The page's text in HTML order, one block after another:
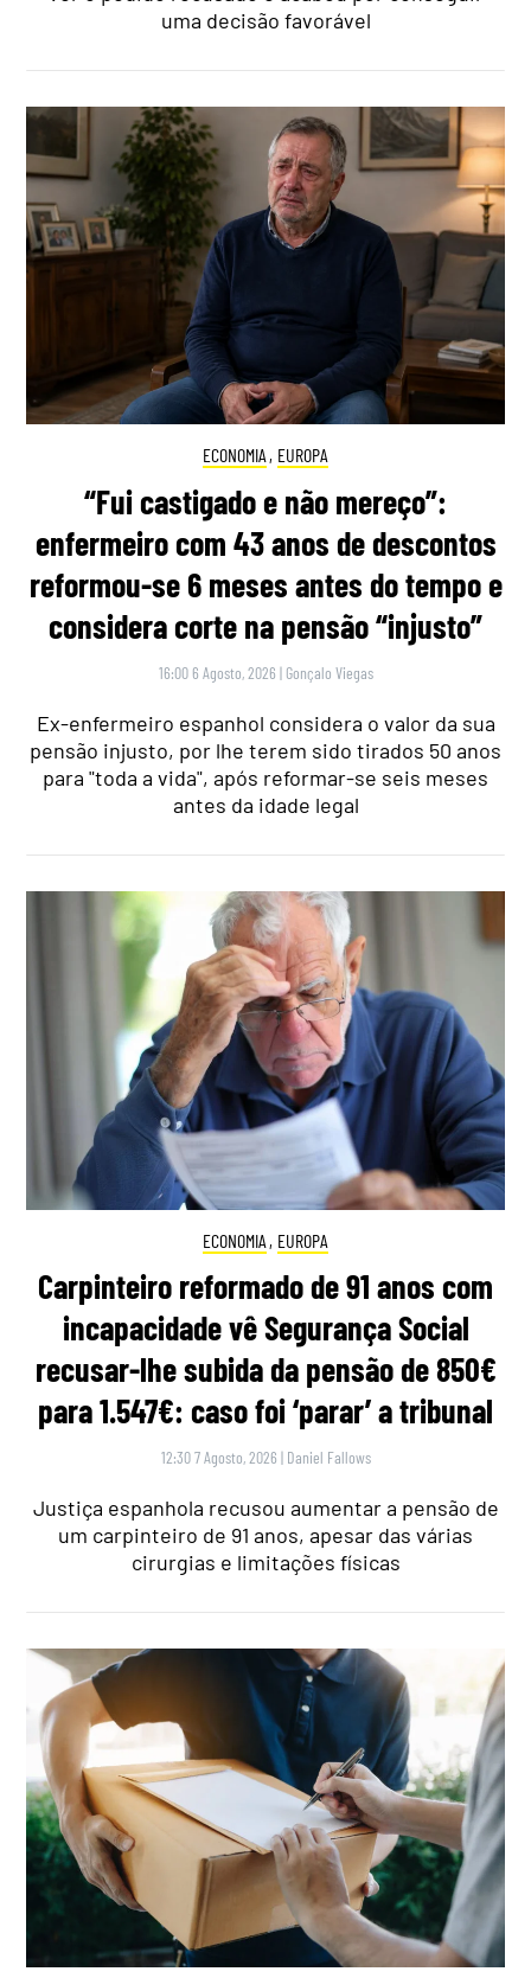
uma decisão favorável
ECONOMIA , EUROPA
“Fui castigado e não mereço”:
enfermeiro com 43 anos de descontos
reformou-se 6 meses antes do tempo e
considera corte na pensão “injusto”
16:00 6 Agosto, 2026 | Gonçalo Viegas
Ex-enfermeiro espanhol considera o valor da sua
pensão injusto, por lhe terem sido tirados 50 anos
para "toda a vida", após reformar-se seis meses
antes da idade legal
ECONOMIA , EUROPA
Carpinteiro reformado de 91 anos com
incapacidade vê Segurança Social
recusar-lhe subida da pensão de 850€
para 1.547€: caso foi ‘parar’ a tribunal
12:30 7 Agosto, 2026 | Daniel Fallows
Justiça espanhola recusou aumentar a pensão de
um carpinteiro de 91 anos, apesar das várias
cirurgias e limitações físicas